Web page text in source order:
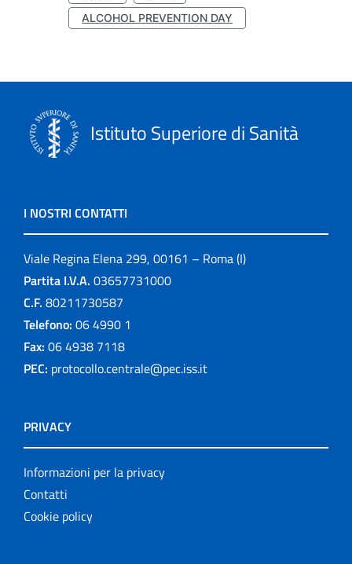
ALCOHOL PREVENTION DAY
Istituto Superiore di Sanità
I NOSTRI CONTATTI
Viale Regina Elena 299, 00161 – Roma (I)
Partita I.V.A. 03657731000
C.F. 80211730587
Telefono: 06 4990 1
Fax: 06 4938 7118
PEC: protocollo.centrale@pec.iss.it
PRIVACY
Informazioni per la privacy
Contatti
Cookie policy